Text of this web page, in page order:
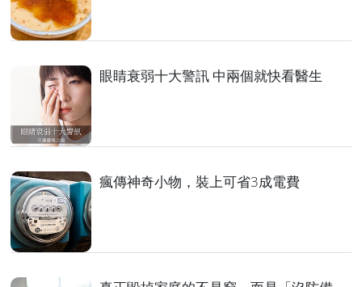
眼睛衰弱十大警訊 中兩個就快看醫生
瘋傳神奇小物，裝上可省3成電費